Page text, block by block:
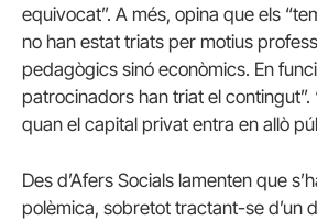
equivocat”. A més, opina que els
no han estat triats per motius
pedagògics sinó econòmics. En
patrocinadors han triat el contingut”.
quan el capital privat entra en allò
Des d’Afers Socials lamenten que
polèmica, sobretot tractant-se d’un